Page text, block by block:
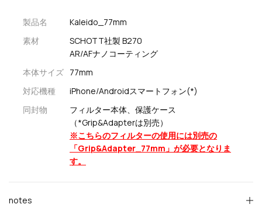
製品名
Kaleido_77mm
素材
SCHOTT社製 B270
AR/AFナノコーティング
本体サイズ 77mm
対応機種
iPhone/Androidスマートフォン(*)
同封物
フィルター本体、保護ケース
（*Grip&Adapterは別売）
※こちらのフィルターの使用には別売の
「Grip&Adapter_77mm」が必要となりま
す。
notes